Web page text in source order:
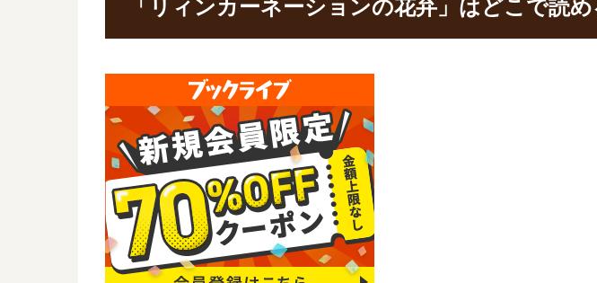
「リィンカーネーションの花弁」はどこで読